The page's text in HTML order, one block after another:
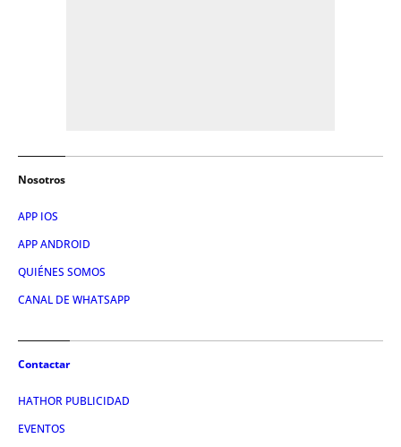
Nosotros
APP IOS
APP ANDROID
QUIÉNES SOMOS
CANAL DE WHATSAPP
Contactar
HATHOR PUBLICIDAD
EVENTOS